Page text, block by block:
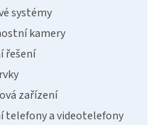
systémy
kamery
řešení
zařízení
telefony a videotelefony